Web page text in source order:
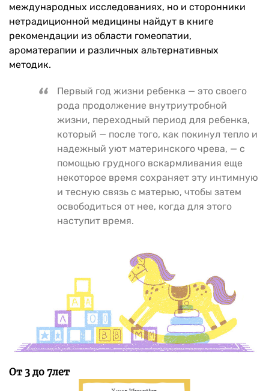
международных исследованиях, но и сторонники
нетрадиционной медицины найдут в книге
рекомендации из области гомеопатии,
ароматерапии и различных альтернативных
методик.
Первый год жизни ребенка — это своего
рода продолжение внутриутробной
жизни, переходный период для ребенка,
который — после того, как покинул тепло и
надежный уют материнского чрева, — с
помощью грудного вскармливания еще
некоторое время сохраняет эту интимную
и тесную связь с матерью, чтобы затем
освободиться от нее, когда для этого
наступит время.
От 3 до 7лет